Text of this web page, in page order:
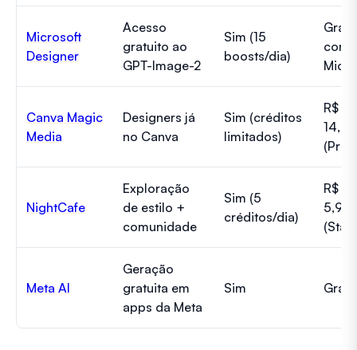
Microsoft
Designer
Acesso
gratuito ao
GPT-Image-2
Sim (15
boosts/dia)
conta
Canva Magic
Media
Designers já
no Canva
Sim (créditos
limitados)
R$
(Pro)
NightCafe
Exploração
de estilo +
comunidade
Sim (5
créditos/dia)
R$
Meta AI
Geração
gratuita em
apps da Meta
Sim